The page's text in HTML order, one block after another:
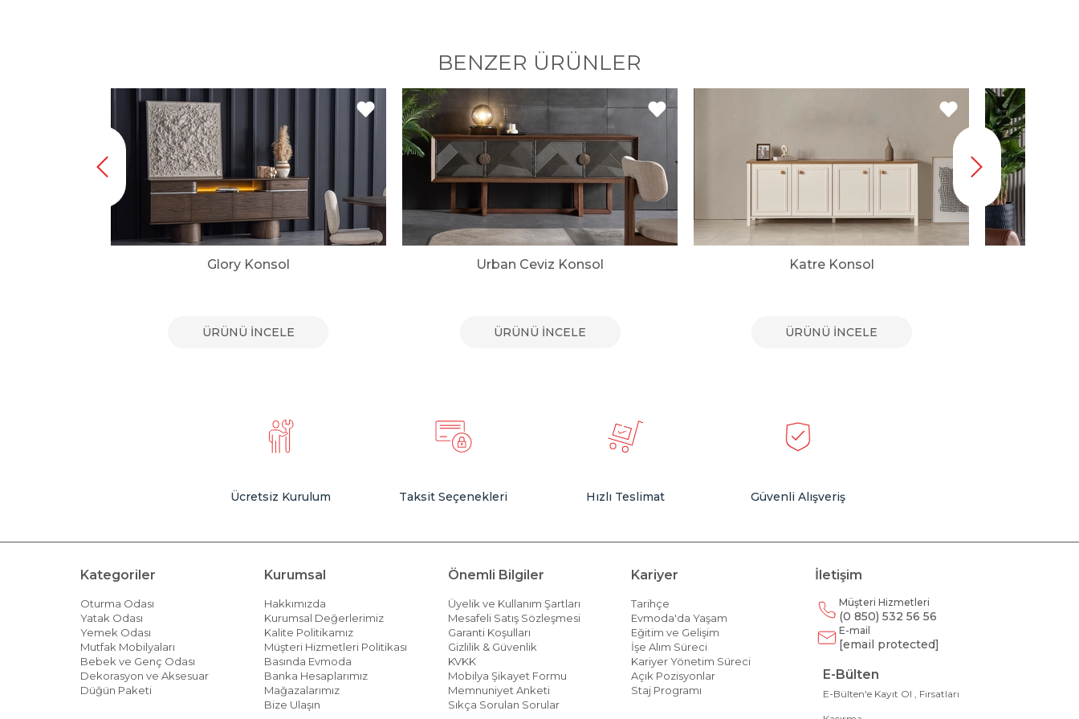
BENZER ÜRÜNLER
Glory Konsol
ÜRÜNÜ İNCELE
Urban Ceviz Konsol
ÜRÜNÜ İNCELE
Katre Konsol
ÜRÜNÜ İNCELE
Ücretsiz Kurulum Taksit Seçenekleri Hızlı Teslimat Güvenli Alışveriş
Kategoriler
Oturma Odası
Yatak Odası
Yemek Odası
Mutfak Mobilyaları
Bebek ve Genç Odası
Dekorasyon ve Aksesuar
Düğün Paketi
Kurumsal
Hakkımızda
Kurumsal Değerlerimiz
Kalite Politikamız
Müşteri Hizmetleri Politikası
Basında Evmoda
Banka Hesaplarımız
Mağazalarımız
Bize Ulaşın
Önemli Bilgiler
Üyelik ve Kullanım Şartları
Mesafeli Satış Sözleşmesi
Garanti Koşulları
Gizlilik & Güvenlik
KVKK
Mobilya Şikayet Formu
Memnuniyet Anketi
Sıkça Sorulan Sorular
Kariyer
Tarihçe
Evmoda'da Yaşam
Eğitim ve Gelişim
İşe Alım Süreci
Kariyer Yönetim Süreci
Açık Pozisyonlar
Staj Programı
İletişim
Müşteri Hizmetleri
(0 850) 532 56 56
E-mail
[email protected]
E-Bülten
E-Bülten'e Kayıt Ol , Fırsatları